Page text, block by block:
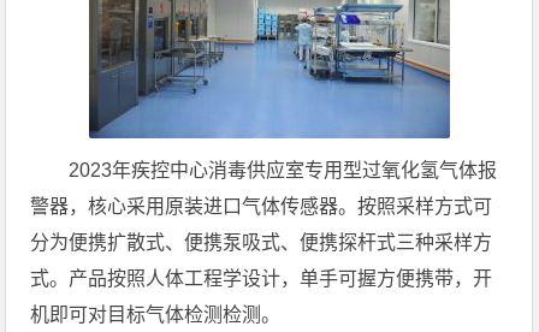
2023年疾控中心消毒供应室专用型过氧化氢气体报
警器，核心采用原装进口气体传感器。按照采样方式可
分为便携扩散式、便携泵吸式、便携探杆式三种采样方
式。产品按照人体工程学设计，单手可握方便携带，开
机即可对目标气体检测检测。